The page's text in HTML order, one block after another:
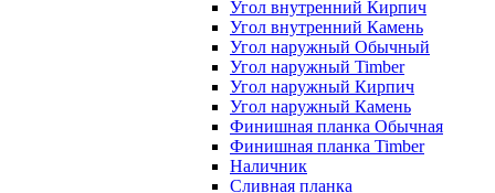
Угол внутренний Кирпич
Угол внутренний Камень
Угол наружный Обычный
Угол наружный Timber
Угол наружный Кирпич
Угол наружный Камень
Финишная планка Обычная
Финишная планка Timber
Наличник
Сливная планка